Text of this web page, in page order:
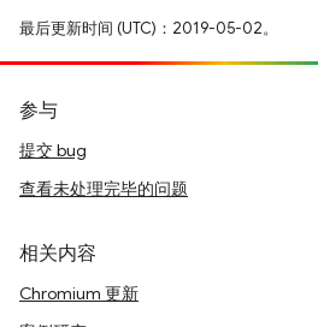
最后更新时间 (UTC)：2019-05-02。
参与
提交 bug
查看未处理完毕的问题
相关内容
Chromium 更新